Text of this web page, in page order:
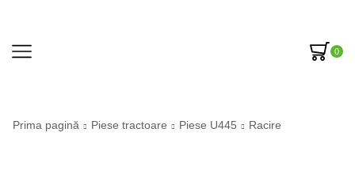
0
Prima pagină Piese tractoare Piese U445 Racire